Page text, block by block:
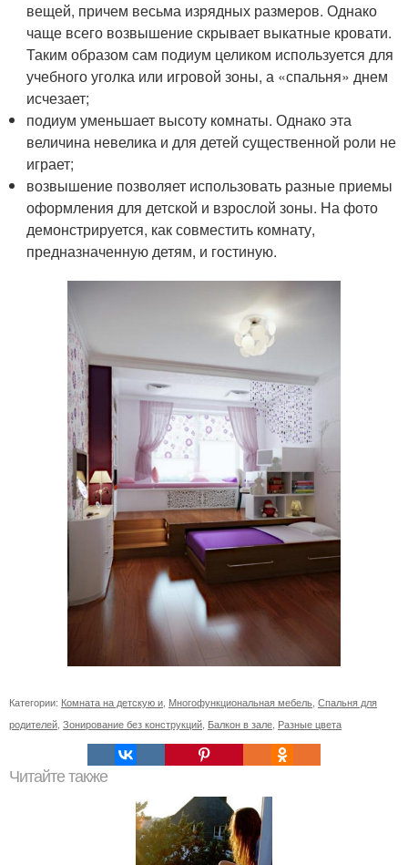
вещей, причем весьма изрядных размеров. Однако
чаще всего возвышение скрывает выкатные кровати.
Таким образом сам подиум целиком используется для
учебного уголка или игровой зоны, а «спальня» днем
исчезает;
подиум уменьшает высоту комнаты. Однако эта
величина невелика и для детей существенной роли не
играет;
возвышение позволяет использовать разные приемы
оформления для детской и взрослой зоны. На фото
демонстрируется, как совместить комнату,
предназначенную детям, и гостиную.
Категории: Комната на детскую и Многофункциональная мебель Спальня для
родителей Зонирование без конструкций Балкон в зале Разные цвета
Читайте также